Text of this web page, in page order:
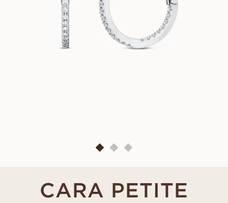
CARA PETITE